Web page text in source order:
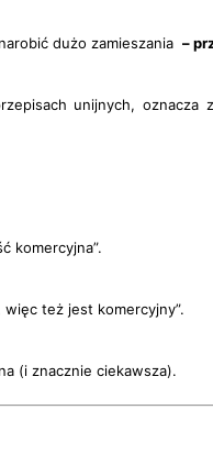
dużo zamieszania –
unijnych,
komercyjna”.
też jest komercyjny”.
(i znacznie ciekawsza).